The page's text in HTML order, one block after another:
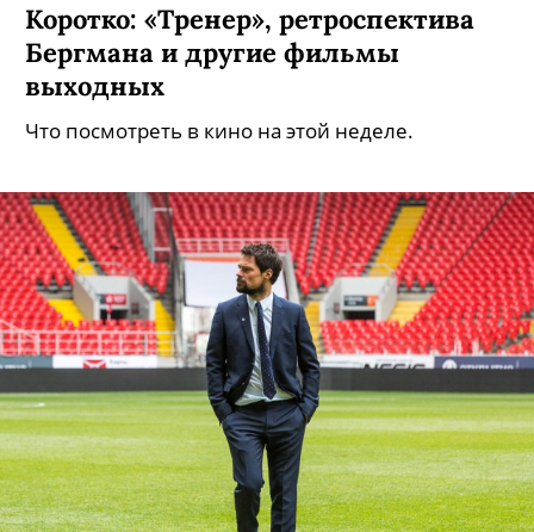
Коротко: «Тренер», ретроспектива
Бергмана и другие фильмы
выходных
Что посмотреть в кино на этой неделе.